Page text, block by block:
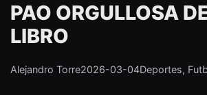
PAO ORGULLOSA
LIBRO
Alejandro Torre2026-03-04Deportes,